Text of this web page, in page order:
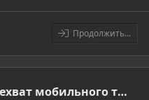
Продолжить...
фейковая базовая станция и чем её обнаружить